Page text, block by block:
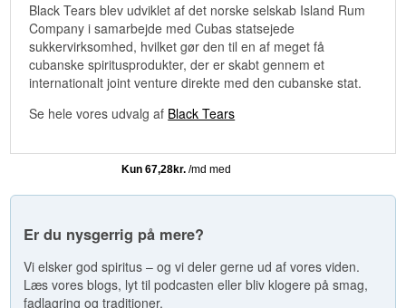
Black Tears blev udviklet af det norske selskab Island Rum
Company i samarbejde med Cubas statsejede
sukkervirksomhed, hvilket gør den til en af meget få
cubanske spiritusprodukter, der er skabt gennem et
internationalt joint venture direkte med den cubanske stat.
Se hele vores udvalg af Black Tears
Er du nysgerrig på mere?
Vi elsker god spiritus – og vi deler gerne ud af vores viden.
Læs vores blogs, lyt til podcasten eller bliv klogere på smag,
fadlagring og traditioner.